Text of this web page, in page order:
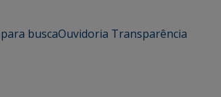
buscaOuvidoria Transparência